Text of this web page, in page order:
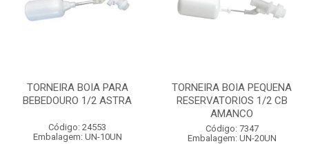
TORNEIRA BOIA PARA
BEBEDOURO 1/2 ASTRA
Código: 24553
Embalagem: UN-10UN
TORNEIRA BOIA PEQUENA
RESERVATORIOS 1/2 CB
AMANCO
Código: 7347
Embalagem: UN-20UN